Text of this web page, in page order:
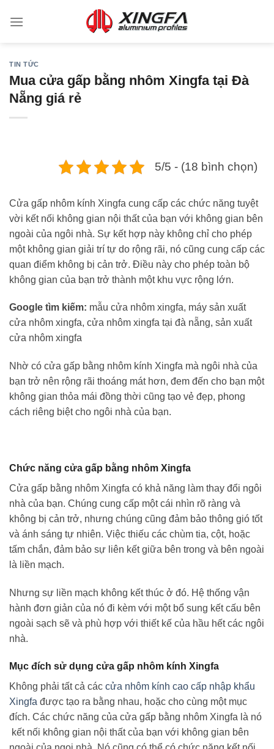
TIN TỨC
Mua cửa gấp bằng nhôm Xingfa tại Đà
Nẵng giá rẻ
5/5 - (18 bình chọn)
Cửa gấp nhôm kính Xingfa cung cấp các chức năng tuyệt
vời kết nối không gian nội thất của bạn với không gian bên
ngoài của ngôi nhà. Sự kết hợp này không chỉ cho phép
một không gian giải trí tự do rộng rãi, nó cũng cung cấp các
quan điểm không bị cản trở. Điều này cho phép toàn bộ
không gian của bạn trở thành một khu vực rộng lớn.
Google tìm kiếm: mẫu cửa nhôm xingfa, máy sản xuất
cửa nhôm xingfa, cửa nhôm xingfa tại đà nẵng, sản xuất
cửa nhôm xingfa
Nhờ có cửa gấp bằng nhôm kính Xingfa mà ngôi nhà của
bạn trở nên rộng rãi thoáng mát hơn, đem đến cho bạn một
không gian thỏa mái đồng thời cũng tạo vẻ đẹp, phong
cách riêng biệt cho ngôi nhà của bạn.
Chức năng cửa gấp bằng nhôm Xingfa
Cửa gấp bằng nhôm Xingfa có khả năng làm thay đổi ngôi
nhà của bạn. Chúng cung cấp một cái nhìn rõ ràng và
không bị cản trở, nhưng chúng cũng đảm bảo thông gió tốt
và ánh sáng tự nhiên. Việc thiếu các chùm tia, cột, hoặc
tấm chắn, đảm bảo sự liên kết giữa bên trong và bên ngoài
là liền mạch.
Nhưng sự liền mạch không kết thúc ở đó. Hệ thống vận
hành đơn giản của nó đi kèm với một bổ sung kết cấu bên
ngoài sạch sẽ và phù hợp với thiết kế của hầu hết các ngôi
nhà.
Mục đích sử dụng cửa gấp nhôm kính Xingfa
Không phải tất cả các cửa nhôm kính cao cấp nhập khẩu
Xingfa được tạo ra bằng nhau, hoặc cho cùng một mục
đích. Các chức năng của cửa gấp bằng nhôm Xingfa là nó
kết nối không gian nội thất của bạn với không gian bên